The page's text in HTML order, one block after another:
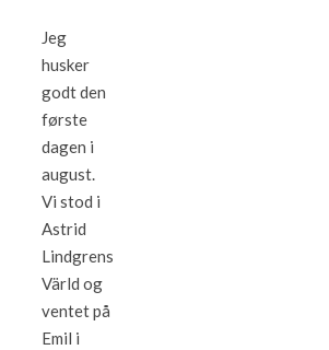
Jeg
husker
godt den
første
dagen i
august.
Vi stod i
Astrid
Lindgrens
Värld og
ventet på
Emil i